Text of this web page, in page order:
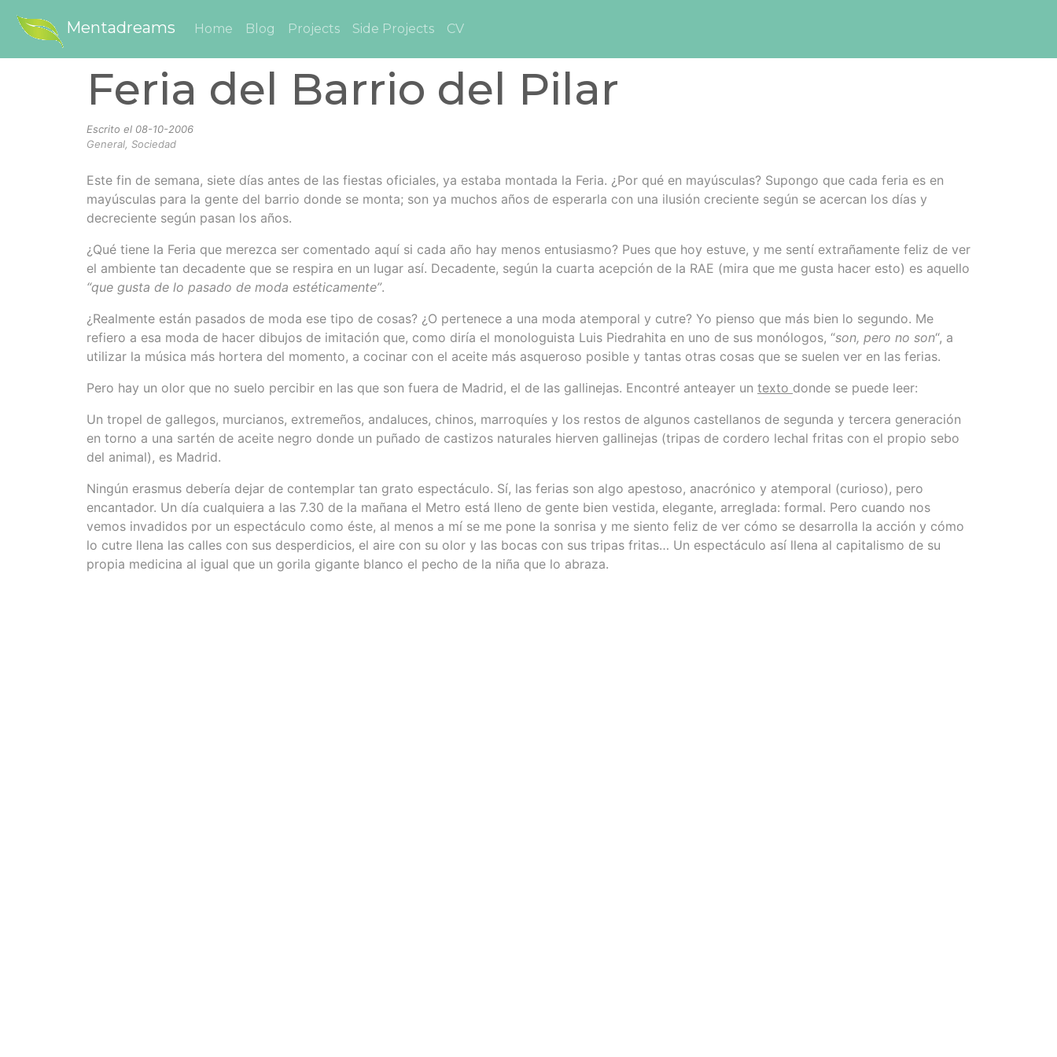
Mentadreams Home Blog Projects Side Projects CV
Feria del Barrio del Pilar
Escrito el 08-10-2006
General, Sociedad
Este fin de semana, siete días antes de las fiestas oficiales, ya estaba montada la Feria. ¿Por qué en mayúsculas? Supongo que cada feria es en
mayúsculas para la gente del barrio donde se monta; son ya muchos años de esperarla con una ilusión creciente según se acercan los días y
decreciente según pasan los años.
¿Qué tiene la Feria que merezca ser comentado aquí si cada año hay menos entusiasmo? Pues que hoy estuve, y me sentí extrañamente feliz de ver
el ambiente tan decadente que se respira en un lugar así. Decadente, según la cuarta acepción de la RAE (mira que me gusta hacer esto) es aquello
“que gusta de lo pasado de moda estéticamente”.
¿Realmente están pasados de moda ese tipo de cosas? ¿O pertenece a una moda atemporal y cutre? Yo pienso que más bien lo segundo. Me
refiero a esa moda de hacer dibujos de imitación que, como diría el monologuista Luis Piedrahita en uno de sus monólogos, “son, pero no son“, a
utilizar la música más hortera del momento, a cocinar con el aceite más asqueroso posible y tantas otras cosas que se suelen ver en las ferias.
Pero hay un olor que no suelo percibir en las que son fuera de Madrid, el de las gallinejas. Encontré anteayer un texto donde se puede leer:
Un tropel de gallegos, murcianos, extremeños, andaluces, chinos, marroquíes y los restos de algunos castellanos de segunda y tercera generación
en torno a una sartén de aceite negro donde un puñado de castizos naturales hierven gallinejas (tripas de cordero lechal fritas con el propio sebo
del animal), es Madrid.
Ningún erasmus debería dejar de contemplar tan grato espectáculo. Sí, las ferias son algo apestoso, anacrónico y atemporal (curioso), pero
encantador. Un día cualquiera a las 7.30 de la mañana el Metro está lleno de gente bien vestida, elegante, arreglada: formal. Pero cuando nos
vemos invadidos por un espectáculo como éste, al menos a mí se me pone la sonrisa y me siento feliz de ver cómo se desarrolla la acción y cómo
lo cutre llena las calles con sus desperdicios, el aire con su olor y las bocas con sus tripas fritas… Un espectáculo así llena al capitalismo de su
propia medicina al igual que un gorila gigante blanco el pecho de la niña que lo abraza.